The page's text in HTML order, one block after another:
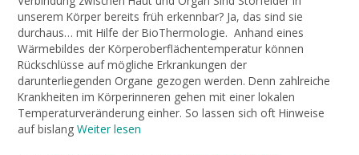
unserem Körper bereits früh erkennbar? Ja, das sind sie
durchaus… mit Hilfe der BioThermologie. Anhand eines
Wärmebildes der Körperoberflächentemperatur können
Rückschlüsse auf mögliche Erkrankungen der
darunterliegenden Organe gezogen werden. Denn zahlreiche
Krankheiten im Körperinneren gehen mit einer lokalen
Temperaturveränderung einher. So lassen sich oft Hinweise
auf bislang Weiter lesen